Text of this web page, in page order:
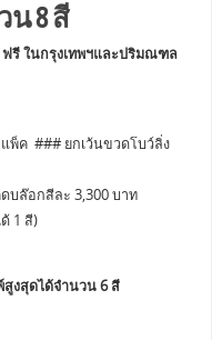
8 สี
รี ในกรุงเทพฯและปริมณฑล
พ็ค ### ยกเว้นขวดโบว์ลิ่ง
บล๊อกสีละ 3,300 บาท
1 สี)
งสุดได้จำนวน 6 สี